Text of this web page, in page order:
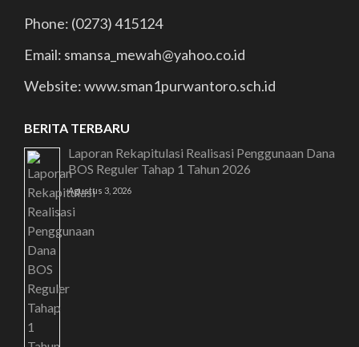
Phone: (0273) 415124
Email: smansa_mewah@yahoo.co.id
Website: www.sman1purwantoro.sch.id
BERITA TERBARU
Laporan Rekapitulasi Realisasi Penggunaan Dana
BOS Reguler Tahap 1 Tahun 2026
Agustus 3, 2026